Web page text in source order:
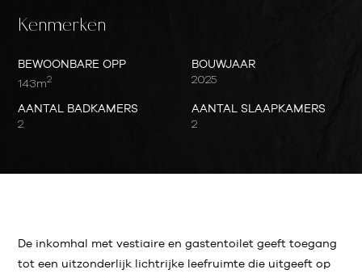
Kenmerken
BEWOONBARE OPP
143m2
BOUWJAAR
2025
AANTAL BADKAMERS
2
AANTAL SLAAPKAMERS
2
De inkomhal met vestiaire en gastentoilet geeft toegang
tot een uitzonderlijk lichtrijke leefruimte die uitgeeft op